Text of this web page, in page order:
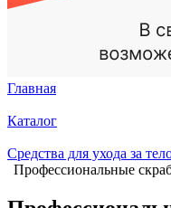
Главная
Каталог
Средства для ухода за
Профессиональные